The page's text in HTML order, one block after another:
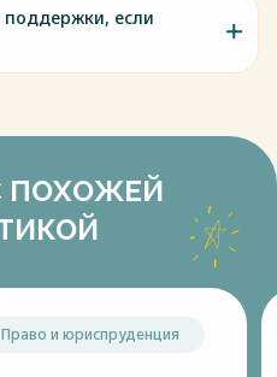
поддержки, если
ПОХОЖЕЙ
Право и юриспруденция